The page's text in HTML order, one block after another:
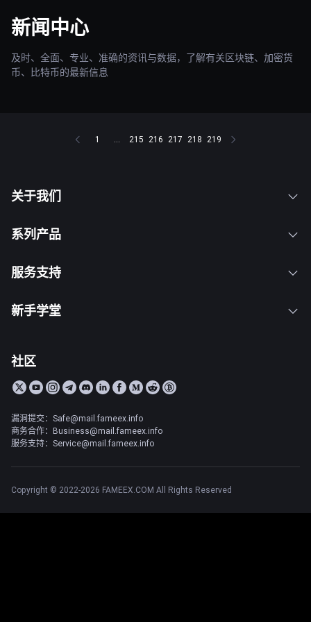
新闻中心
及时、全面、专业、准确的资讯与数据，了解有关区块链、加密货
币、比特币的最新信息
1 ... 215 216 217 218 219
关于我们
系列产品
服务支持
新手学堂
社区
漏洞提交：Safe@mail.fameex.info
商务合作：Business@mail.fameex.info
服务支持：Service@mail.fameex.info
Copyright © 2022-2026 FAMEEX.COM All Rights Reserved